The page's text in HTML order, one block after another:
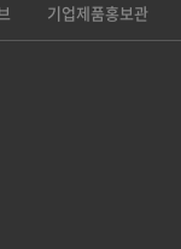
기업제품홍보관